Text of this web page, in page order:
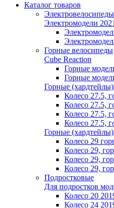
Каталог товаров
Электровелосипеды
Электромодели
Горные велосипеды
Cube Reaction
Горные
Горные
Горные
Колесо 27.5,
Колесо 27.5,
Колесо 27.5,
Колесо 27.5,
Горные
Колесо 29
Колесо 29,
Колесо 29,
Колесо 29,
Подростковые
Для подростков
Колесо 20
Колесо 24